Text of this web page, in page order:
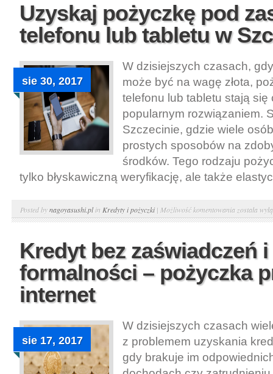
obsługą
serwisową
Opel
Corsa
w
Warszawie
Uzyskaj pożyczkę pod
telefonu lub tabletu w
sie 30, 2017
W dzisiejszych czasach,
może być na wagę złota,
telefonu lub tabletu stają się
popularnym rozwiązaniem.
Szczecinie, gdzie wiele
prostych sposobów na
środków. Tego rodzaju
tylko błyskawiczną weryfikację, ale także
Posted bynagoyasushi.plin Kredyty i pożyczki| Możliwość komentowania Uzyskaj
pożyczkę
zastaw
telefonu
lub
Szczecinie
została
Kredyt bez zaświadczeń
formalności – pożyczka
internet
sie 17, 2017
W dzisiejszych czasach
z problemem uzyskania
gdy brakuje im